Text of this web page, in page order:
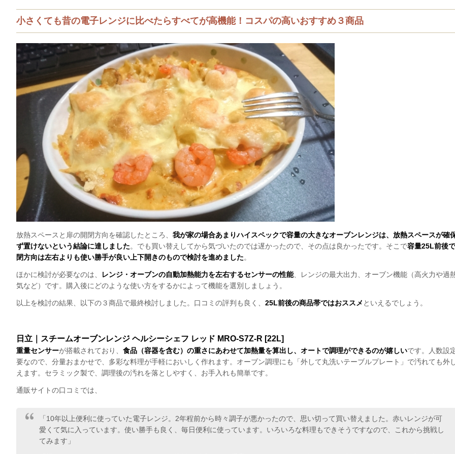
小さくても昔の電子レンジに比べたらすべてが高機能！コスパの高いおすすめ３商品
放熱スペースと扉の開閉方向を確認したところ、 我が家の場合あまりハイスペックで容量の大きなオーブンレンジは、放熱スペースが確
ず置けないという結論に達しました。でも買い替えしてから気づいたのでは遅かったので、その点は良かったです。そこで容量25L前後
閉方向は左右よりも使い勝手が良い上下開きのもので検討を進めました。
ほかに検討が必要なのは、 レンジ・オーブンの自動加熱能力を左右するセンサーの性能、レンジの最大出力、オーブン機能（高火力や過
気など）です。購入後にどのような使い方をするかによって機能を選別しましょう。
以上を検討の結果、以下の３商品で最終検討しました。口コミの評判も良く、 25L前後の商品帯ではおススメ といえるでしょう。
日立｜スチームオーブンレンジ ヘルシーシェフ レッド MRO-S7Z-R [22L]
重量センサーが搭載されており、 食品（容器を含む）の重さにあわせて加熱量を算出し、オートで調理ができるのが嬉しいです。人数設
要なので、分量おまかせで、多彩な料理が手軽においしく作れます。オーブン調理にも「外して丸洗いテーブルプレート」で汚れても外
えます。セラミック製で、調理後の汚れを落としやすく、お手入れも簡単です。
通販サイトの口コミでは、
「10年以上便利に使っていた電子レンジ。2年程前から時々調子が悪かったので、思い切って買い替えました。赤いレンジが可
愛くて気に入っています。使い勝手も良く、毎日便利に使っています。いろいろな料理もできそうですなので、これから挑戦し
てみます」